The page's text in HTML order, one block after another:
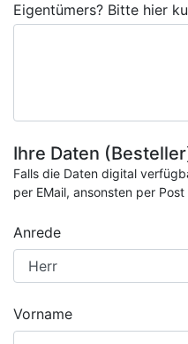
Eigentümers? Bitte hier
Ihre Daten
Falls die Daten digital
per EMail, ansonsten per
Anrede
Vorname